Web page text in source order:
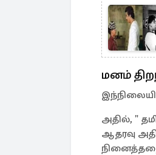
மனம்
அதில், "
ஆதரவு
நினைத்ததை